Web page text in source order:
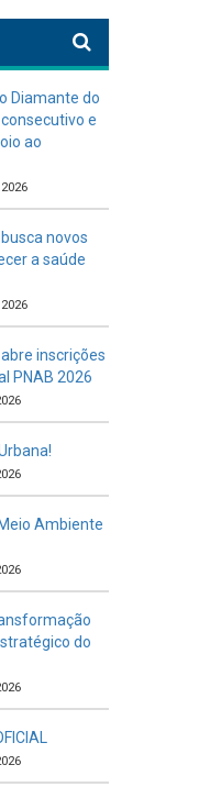
Diamante do
e
ao
novos
a saúde
inscrições
PNAB 2026
Ambiente
do